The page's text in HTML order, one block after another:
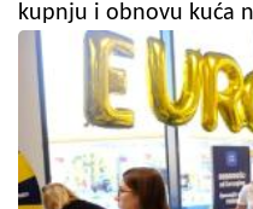
kupnju i obnovu kuća